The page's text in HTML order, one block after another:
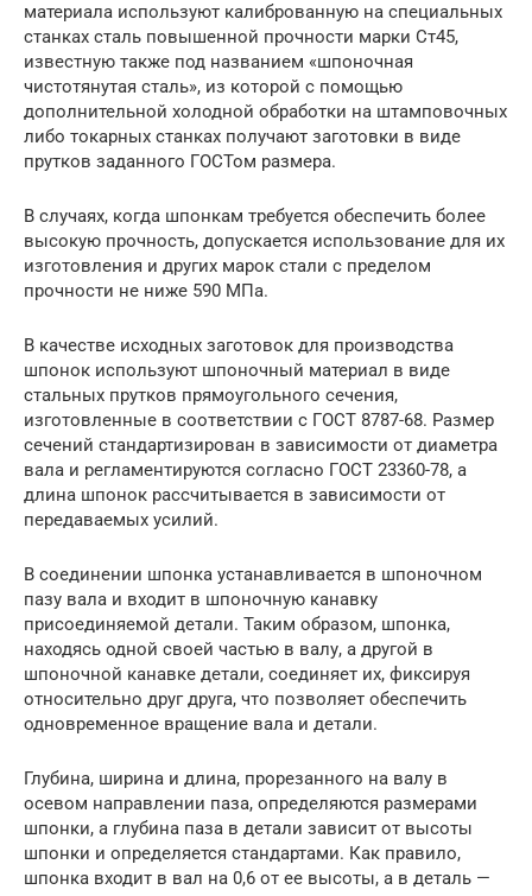
материала используют калиброванную на специальных
станках сталь повышенной прочности марки Ст45,
известную также под названием «шпоночная
чистотянутая сталь», из которой с помощью
дополнительной холодной обработки на штамповочных
либо токарных станках получают заготовки в виде
прутков заданного ГОСТом размера.
В случаях, когда шпонкам требуется обеспечить более
высокую прочность, допускается использование для их
изготовления и других марок стали с пределом
прочности не ниже 590 МПа.
В качестве исходных заготовок для производства
шпонок используют шпоночный материал в виде
стальных прутков прямоугольного сечения,
изготовленные в соответствии с ГОСТ 8787-68. Размер
сечений стандартизирован в зависимости от диаметра
вала и регламентируются согласно ГОСТ 23360-78, а
длина шпонок рассчитывается в зависимости от
передаваемых усилий.
В соединении шпонка устанавливается в шпоночном
пазу вала и входит в шпоночную канавку
присоединяемой детали. Таким образом, шпонка,
находясь одной своей частью в валу, а другой в
шпоночной канавке детали, соединяет их, фиксируя
относительно друг друга, что позволяет обеспечить
одновременное вращение вала и детали.
Глубина, ширина и длина, прорезанного на валу в
осевом направлении паза, определяются размерами
шпонки, а глубина паза в детали зависит от высоты
шпонки и определяется стандартами. Как правило,
шпонка входит в вал на 0,6 от ее высоты, а в деталь —